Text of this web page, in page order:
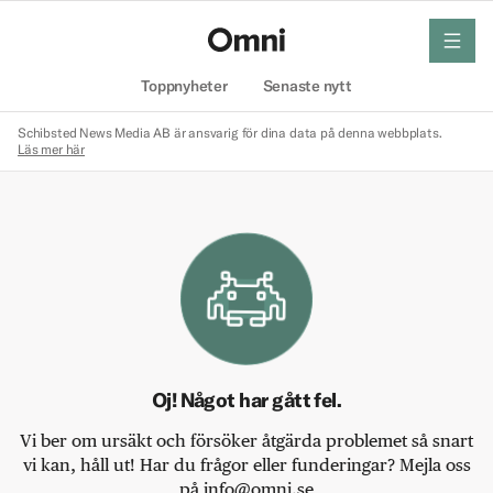
Toppnyheter Senaste nytt
meny
Schibsted News Media AB är ansvarig för dina data på denna webbplats.
Läs mer här
Oj! Något har gått fel.
Vi ber om ursäkt och försöker åtgärda problemet så snart
vi kan, håll ut! Har du frågor eller funderingar? Mejla oss